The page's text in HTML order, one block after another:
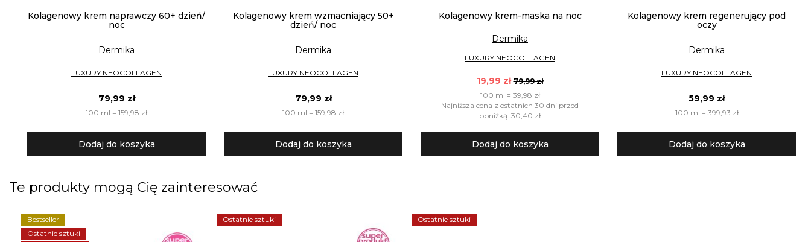
Kolagenowy krem naprawczy 60+ dzień/
noc
Dermika
LUXURY NEOCOLLAGEN
79,99 zł
100 ml = 159,98 zł
Dodaj do koszyka
Kolagenowy krem wzmacniający 50+
dzień/ noc
Dermika
LUXURY NEOCOLLAGEN
79,99 zł
100 ml = 159,98 zł
Dodaj do koszyka
Kolagenowy krem-maska na noc
Dermika
LUXURY NEOCOLLAGEN
19,99 zł 79,99 zł
100 ml = 39,98 zł
Najniższa cena z ostatnich 30 dni przed
obniżką: 30,40 zł
Dodaj do koszyka
Kolagenowy krem regenerujący pod
oczy
Dermika
LUXURY NEOCOLLAGEN
59,99 zł
100 ml = 399,93 zł
Dodaj do koszyka
Te produkty mogą Cię zainteresować
Bestseller
Ostatnie sztuki
Ostatnie sztuki Ostatnie sztuki